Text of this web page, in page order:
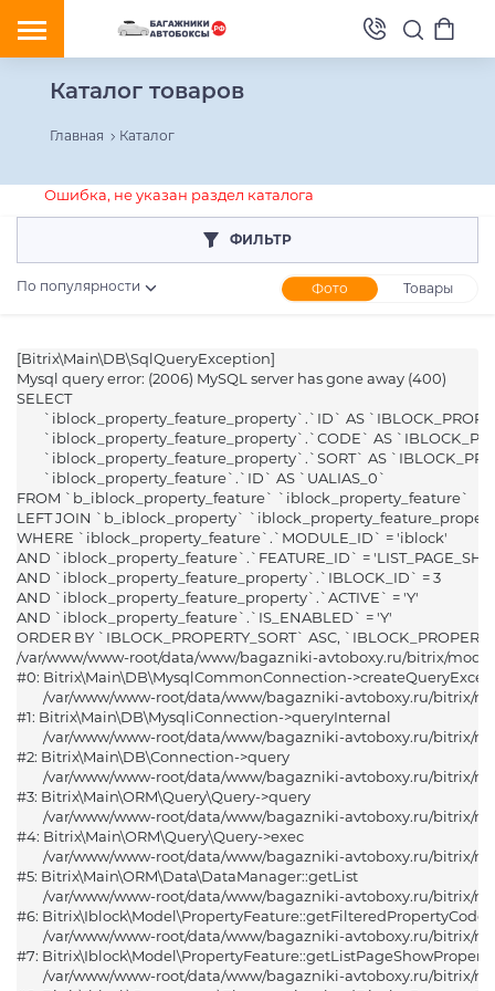
Каталог товаров
Главная Каталог
Ошибка, не указан раздел каталога
ФИЛЬТР
По популярности Фото Товары
Розничная цена
От
Год выпуска
Марка авто
Alfa Romeo (Альфа Ромео)
Acura (Акура)
Audi (Ауди)
BAIC (БАИК)
BMW (БМВ)
Brilliance (Бриллиансе)
Buick (Бьюик)
Byd (БИД)
Cadillac (Кадиллак)
Changan (Чанган)
Chery (Чери)
Chevrolet (Шевроле)
Chrysler (Крайслер)
Citroen (Ситроен)
Модель авто
001
[Bitrix\Main\DB\SqlQueryException]
Mysql query error: (2006) MySQL server has gone away (400)
SELECT
FROM `b_iblock_property_feature` `iblock_property_feature`
LEFT JOIN `b_iblock_property`
WHERE `iblock_property_feature`.`MODULE_ID` = 'iblock'
AND `iblock_property_feature`.`FEATURE_ID` =
AND `iblock_property_feature_property`.`IBLOCK_ID` = 3
AND `iblock_property_feature_property`.`ACTIVE` = 'Y'
AND `iblock_property_feature`.`IS_ENABLED` = 'Y'
ORDER BY `IBLOCK_PROPERTY_SORT` ASC,
/var/www/www-root/data/www/bagazniki-avtoboxy.ru/bitrix/
#0: Bitrix\Main\DB\MysqlCommonConnection-
#1: Bitrix\Main\DB\MysqliConnection->queryInternal
#2: Bitrix\Main\DB\Connection->query
#3: Bitrix\Main\ORM\Query\Query->query
#4: Bitrix\Main\ORM\Query\Query->exec
#5: Bitrix\Main\ORM\Data\DataManager::getList
#6: Bitrix\Iblock\Model\PropertyFeature::getFilteredPropertyCodes
#7: